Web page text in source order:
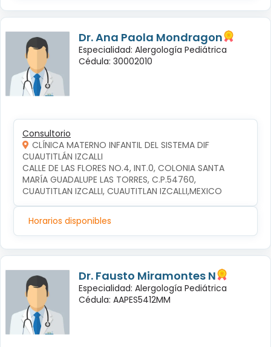
Dr. Ana Paola Mondragon
Especialidad: Alergología Pediátrica
Cédula: 30002010
Consultorio
CLÍNICA MATERNO INFANTIL DEL SISTEMA DIF
CUAUTITLÁN IZCALLI
CALLE DE LAS FLORES NO.4, INT.0, COLONIA SANTA
MARÍA GUADALUPE LAS TORRES, C.P.54760,
CUAUTITLAN IZCALLI, CUAUTITLAN IZCALLI,MEXICO
Horarios disponibles
Dr. Fausto Miramontes N
Especialidad: Alergología Pediátrica
Cédula: AAPES5412MM